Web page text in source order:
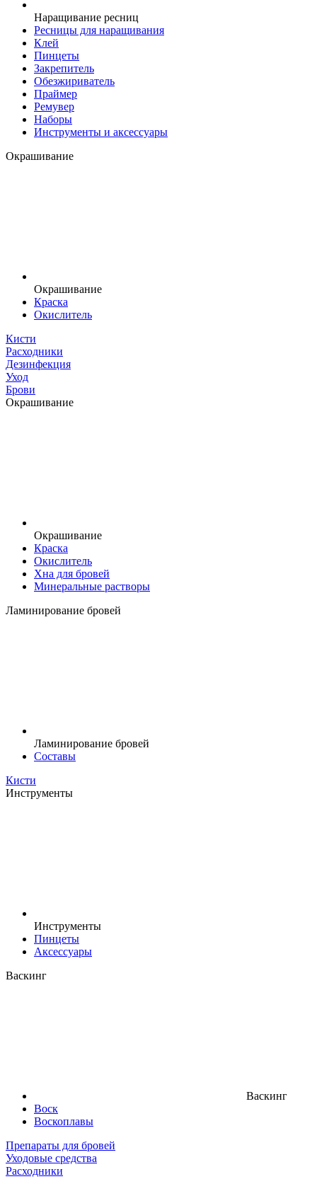
Наращивание ресниц
Ресницы для наращивания
Клей
Пинцеты
Закрепитель
Обезжириватель
Праймер
Ремувер
Наборы
Инструменты и аксессуары
Окрашивание
Окрашивание
Краска
Окислитель
Кисти
Расходники
Дезинфекция
Уход
Брови
Окрашивание
Окрашивание
Краска
Окислитель
Хна для бровей
Минеральные растворы
Ламинирование бровей
Ламинирование бровей
Составы
Кисти
Инструменты
Инструменты
Пинцеты
Аксессуары
Васкинг
Васкинг
Воск
Воскоплавы
Препараты для бровей
Уходовые средства
Расходники